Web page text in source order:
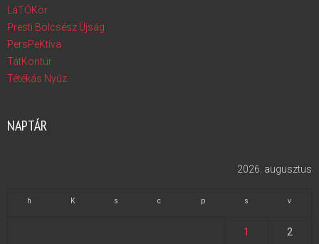
LáTÓKör
Presti Bölcsész Újság
PersPeKtíva
TátKontúr
Tétékás Nyúz
NAPTÁR
2026. augusztus
h K s c p s v
1 2